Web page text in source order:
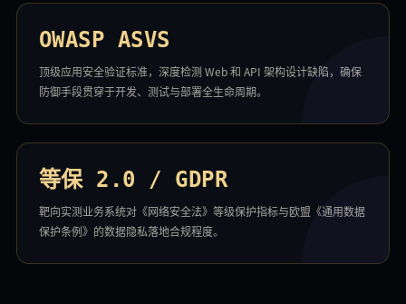
OWASP ASVS
顶级应用安全验证标准，深度检测 Web 和 API 架构设计缺陷，确保
防御手段贯穿于开发、测试与部署全生命周期。
等保 2.0 / GDPR
靶向实测业务系统对《网络安全法》等级保护指标与欧盟《通用数据
保护条例》的数据隐私落地合规程度。